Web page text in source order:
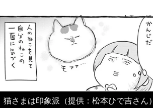
猫さまは印象派（提供：松本ひで吉さん）